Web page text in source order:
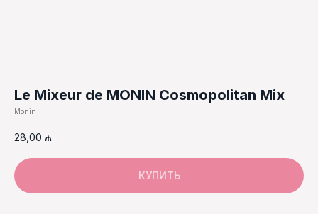
Le Mixeur de MONIN Cosmopolitan Mix
Monin
28,00 ₼
КУПИТЬ